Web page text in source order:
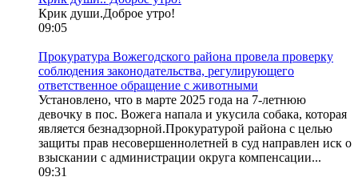
Крик души.Доброе утро!
09:05
Прокуратура Вожегодского района провела проверку
соблюдения законодательства, регулирующего
ответственное обращение с животными
Установлено, что в марте 2025 года на 7-летнюю
девочку в пос. Вожега напала и укусила собака, которая
является безнадзорной.Прокуратурой района с целью
защиты прав несовершеннолетней в суд направлен иск о
взыскании с администрации округа компенсации...
09:31